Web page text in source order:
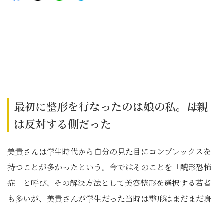
最初に整形を行なったのは娘の私。母親
は反対する側だった
美貴さんは学生時代から自分の見た目にコンプレックスを
持つことが多かったという。今ではそのことを「醜形恐怖
症」と呼び、その解決方法として美容整形を選択する若者
も多いが、美貴さんが学生だった当時は整形はまだまだ身